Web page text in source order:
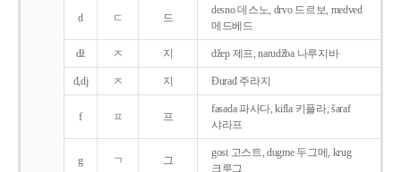
d ㄷ 드
desno 데스노, drvo 드르보, medved
메드베드
dž ㅈ 지 džep 제프, narudžba 나루지바
đ,dj ㅈ 지 Ðurađ 주라지
f ㅍ 프
fasada 파사다, kifla 키플라, šaraf
샤라프
g ㄱ 그
gost 고스트, dugme 두그메, krug
크루그